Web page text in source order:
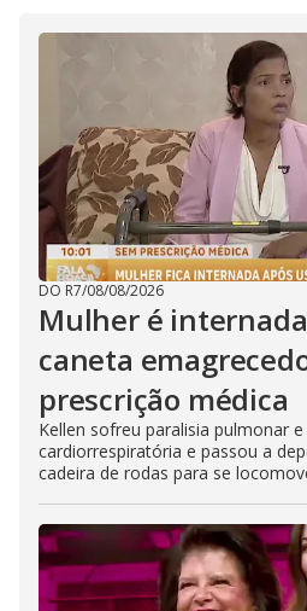
DO R7/08/08/2026
Mulher é
caneta
prescrição médica
Kellen sofreu paralisia pulmonar
cardiorrespiratória e passou a
cadeira de rodas para se